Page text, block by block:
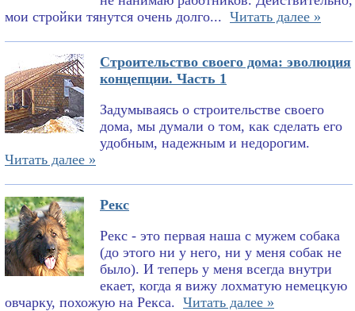
мои стройки тянутся очень долго... Читать далее »
Строительство своего дома: эволюция
концепции. Часть 1
Задумываясь о строительстве своего
дома, мы думали о том, как сделать его
удобным, надежным и недорогим.
Читать далее »
Рекс
Рекс - это первая наша с мужем собака
(до этого ни у него, ни у меня собак не
было). И теперь у меня всегда внутри
екает, когда я вижу лохматую немецкую
овчарку, похожую на Рекса. Читать далее »